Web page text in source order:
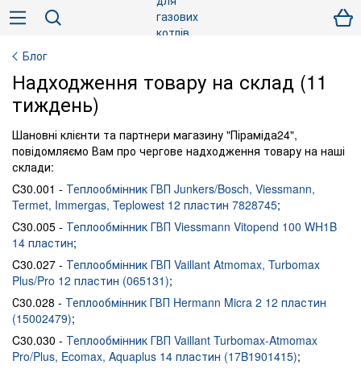
Блог
Надходження товару на склад (11
тиждень)
Шановні клієнти та партнери магазину "Піраміда24",
повідомляємо Вам про чергове надходження товару на наші
склади:
C30.001 - Теплообмінник ГВП Junkers/Bosch, Viessmann,
Termet, Immergas, Teplowest 12 пластин 7828745;
C30.005 - Теплообмінник ГВП Viessmann Vitopend 100 WH1B
14 пластин;
C30.027 - Теплообмінник ГВП Vaillant Atmomax, Turbomax
Plus/Pro 12 пластин (065131);
С30.028 - Теплообмінник ГВП Hermann Micra 2 12 пластин
(15002479);
C30.030 - Теплообмінник ГВП Vaillant Turbomax-Atmomax
Pro/Plus, Ecomax, Aquaplus 14 пластин (17B1901415);